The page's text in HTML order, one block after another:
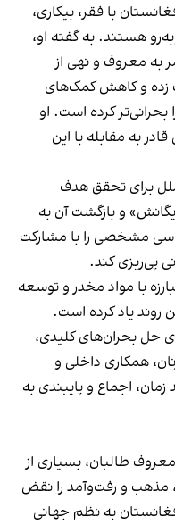
با فقر، بیکاری،
هستند. به گفته او،
به معروف و نهی از
زده و کاهش کمک‌های
کرده است. او
به مقابله با این
برای تحقق هدف
و بازگشت آن به
مشخصی را با مشارکت
پی‌ریزی کند.
با مواد مخدر و توسعه
یاد کرده است.
حل بحران‌های کلیدی،
همکاری داخلی و
اجماع و پایبندی به
طالبان، بسیاری از
مذهب و رفت‌وآمد را نقض
به نظم جهانی